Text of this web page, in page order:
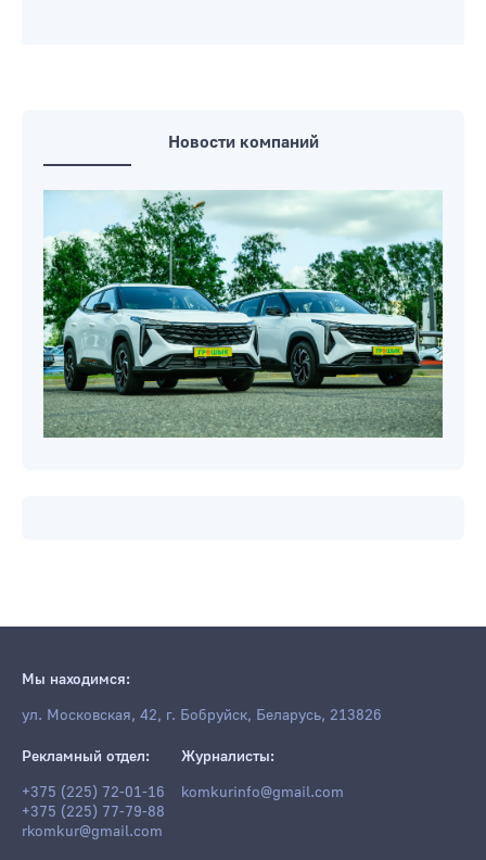
Новости компаний
Мы находимся:
ул. Московская, 42, г. Бобруйск, Беларусь, 213826
Рекламный отдел:
+375 (225) 72-01-16
+375 (225) 77-79-88
rkomkur@gmail.com
Журналисты:
komkurinfo@gmail.com